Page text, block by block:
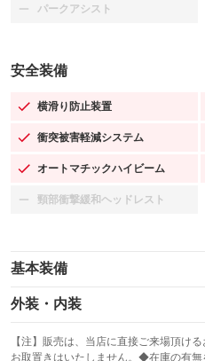
パークアシスト
：装備なし
安全装備
横滑り防止装置
：装備あり
衝突被害軽減システム
：装備あり
オートマチックハイビーム
：装備あり
頸部衝撃緩和ヘッドレスト
：装備なし
基本装備
エアバッグ：運転席/助手席/サイド
：装備あり
：装備あり
外装・内装
カーナビ
：装備なし
【注】販売は、当店に直接ご来場頂け
お取置きはいたしません。◆在庫の有